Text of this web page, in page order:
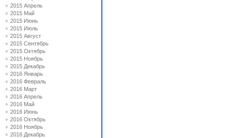
2015 Апрель
2015 Май
2015 Июнь
2015 Июль
2015 Август
2015 Сентябрь
2015 Октябрь
2015 Ноябрь
2015 Декабрь
2016 Январь
2016 Февраль
2016 Март
2016 Апрель
2016 Май
2016 Июнь
2016 Октябрь
2016 Ноябрь
2016 Декабрь